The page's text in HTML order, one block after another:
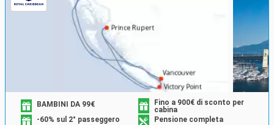
BAMBINI DA 99€
Fino a 900€ di sconto per
cabina
-60% sul 2° passeggero
Pensione completa